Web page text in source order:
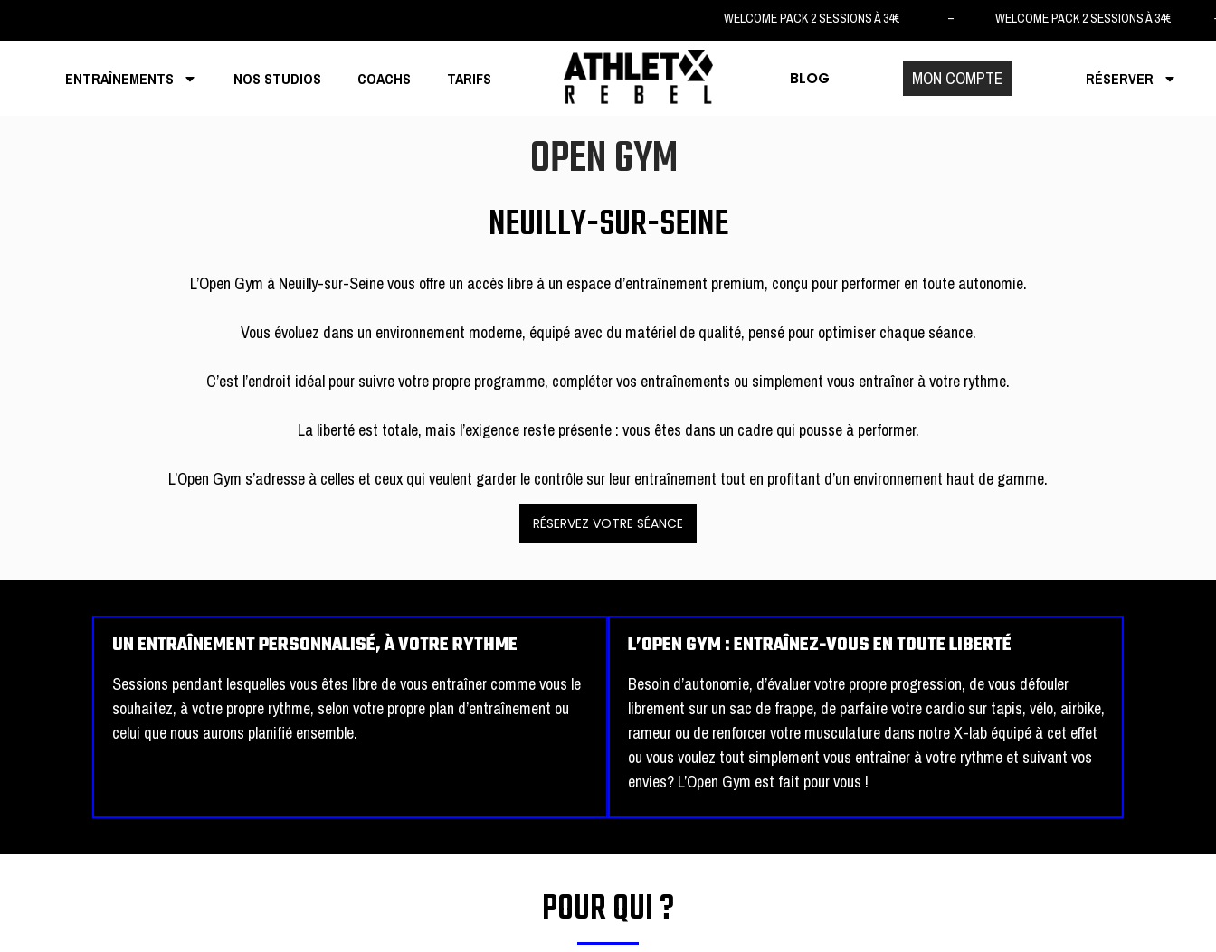
WELCOME PACK 2 SESSIONS À 34€ – WELCOME PACK 2 SESSIONS À 34€
ENTRAÎNEMENTS NOS STUDIOS COACHS TARIFS BLOG MON COMPTE RÉSERVER
OPEN GYM
NEUILLY-SUR-SEINE
L’Open Gym à Neuilly-sur-Seine vous offre un accès libre à un espace d’entraînement premium, conçu pour performer en toute autonomie.
Vous évoluez dans un environnement moderne, équipé avec du matériel de qualité, pensé pour optimiser chaque séance.
C’est l’endroit idéal pour suivre votre propre programme, compléter vos entraînements ou simplement vous entraîner à votre rythme.
La liberté est totale, mais l’exigence reste présente : vous êtes dans un cadre qui pousse à performer.
L’Open Gym s’adresse à celles et ceux qui veulent garder le contrôle sur leur entraînement tout en profitant d’un environnement haut de gamme.
RÉSERVEZ VOTRE SÉANCE
UN ENTRAÎNEMENT PERSONNALISÉ, À VOTRE RYTHME
Sessions pendant lesquelles vous êtes libre de vous entraîner comme vous le
souhaitez, à votre propre rythme, selon votre propre plan d’entraînement ou
celui que nous aurons planifié ensemble.
L’OPEN GYM : ENTRAÎNEZ-VOUS EN TOUTE LIBERTÉ
Besoin d’autonomie, d’évaluer votre propre progression, de vous défouler
librement sur un sac de frappe, de parfaire votre cardio sur tapis, vélo, airbike,
rameur ou de renforcer votre musculature dans notre X-lab équipé à cet effet
ou vous voulez tout simplement vous entraîner à votre rythme et suivant vos
envies? L’Open Gym est fait pour vous !
POUR QUI ?